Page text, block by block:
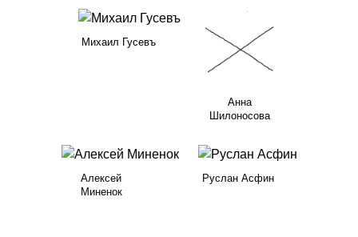
Михаил Гусевъ
Анна
Шилоносова
Алексей
Минeнок
Руслан Асфин